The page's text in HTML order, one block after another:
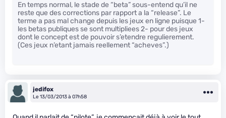
En temps normal, le stade de “beta” sous-entend qu’il ne
reste que des corrections par rapport a la “release”. Le
terme a pas mal change depuis les jeux en ligne puisque 1-
les betas publiques se sont multipliees 2- pour des jeux
dont le concept est de pouvoir s’etendre regulierement.
(Ces jeux n’etant jamais reellement “acheves”.)
jedifox
Le 13/03/2013 à 07h58